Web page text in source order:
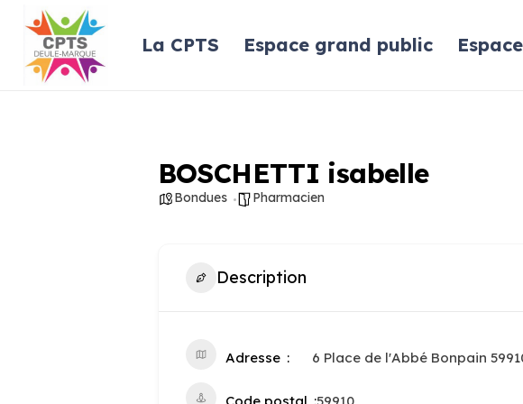
La CPTS Espace grand public
BOSCHETTI isabelle
Bondues Pharmacien
Description
Adresse 6 Place de l'Abbé Bonpain
Code postal 59910